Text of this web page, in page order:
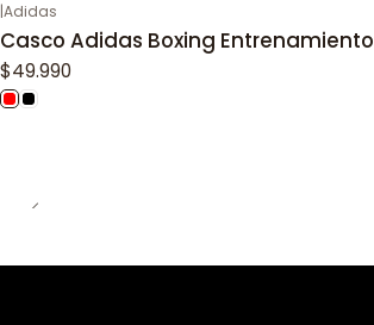
|Adidas
Casco Adidas Boxing Entrenamiento
$49.990